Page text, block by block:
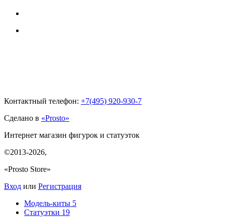
Контактный телефон: +7(495) 920-930-7
Сделано в «Prosto»
Интернет магазин фигурок и статуэток
©2013-2026,
«Prosto Store»
Вход или Регистрация
Модель-киты 5
Статуэтки 19